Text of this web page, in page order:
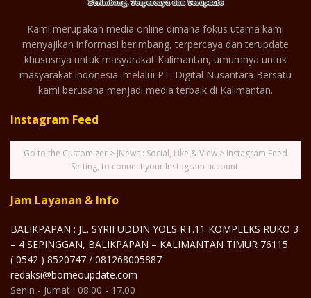
Kami merupakan media online dimana fokus utama kami
menyajikan informasi berimbang, terpercaya dan terupdate
khususnya untuk masyarakat Kalimantan, umumnya untuk
masyarakat indonesia. melalui PT. Digital Nusantara Bersatu
kami berusaha menjadi media terbaik di Kalimantan.
Instagram Feed
Go to the Customizer > JNews : Social, Like & View > Instagram Feed
Setting, to connect your Instagram account.
Jam Layanan & Info
BALIKPAPAN : JL. SYRIFUDDIN YOES RT.11 KOMPLEKS RUKO 3
– 4 SEPINGGAN, BALIKPAPAN – KALIMANTAN TIMUR 76115
( 0542 ) 8520747 / 081268005887
redaksi@borneoupdate.com
Senin - Jumat : 08.00 - 17.00